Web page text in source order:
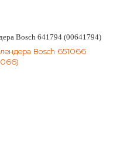
Bosch 641794 (00641794)